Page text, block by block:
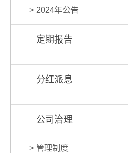
2024年公告
定期报告
分红派息
公司治理
管理制度